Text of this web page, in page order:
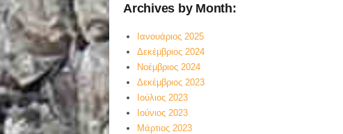
Archives by Month:
Ιανουάριος 2025
Δεκέμβριος 2024
Νοέμβριος 2024
Δεκέμβριος 2023
Ιούλιος 2023
Ιούνιος 2023
Μάρτιος 2023